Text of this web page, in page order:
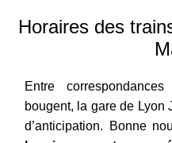
Horaires des
Entre
bougent, la gare de Lyon
d’anticipation. Bonne